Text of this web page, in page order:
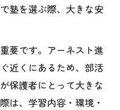
塾を選ぶ際、大きな安
要です。アーネスト進
近くにあるため、部活
保護者にとって大きな
は、学習内容・環境・